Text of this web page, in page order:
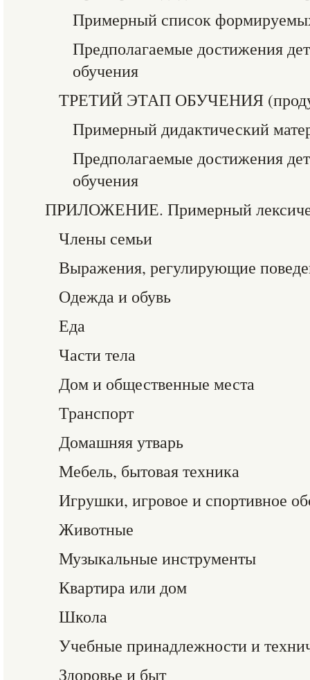
Примерный список
Предполагаемые достижения
обучения
ТРЕТИЙ ЭТАП ОБУЧЕНИЯ
Примерный дидактический
Предполагаемые достижения
обучения
ПРИЛОЖЕНИЕ. Примерный
Члены семьи
Выражения, регулирующие
Одежда и обувь
Еда
Части тела
Дом и общественные места
Транспорт
Домашняя утварь
Мебель, бытовая техника
Игрушки, игровое и спортивное
Животные
Музыкальные инструменты
Квартира или дом
Школа
Учебные принадлежности и
Здоровье и быт